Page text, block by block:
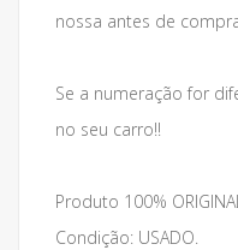
nossa antes de
Se a numeração for
no seu carro!!
Produto 100%
Condição: USADO.